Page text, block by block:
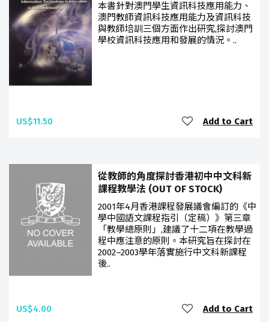
本書針對澳門學生資訊科技應用能力、
澳門教師資訊科技應用能力及資訊科技
與教師培訓三個方面作出研究,探討澳門
學校資訊科技應用和發展的情況。..
US$11.50 Add to Cart
從教師的角度探討香港初中中文科新
課程教學法 (OUT OF STOCK)
2001年4月香港課程發展議會編訂的《中
學中國語文課程指引（定稿）》第三章
「教學總原則」,建議了十二項在教學過
程中應注意的原則。本研究旨在探討在
2002–2003學年落實施行中文科新課程
後..
US$4.00 Add to Cart